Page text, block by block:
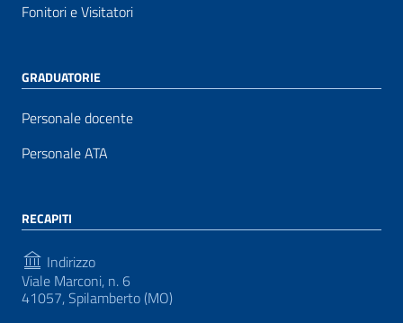
Fonitori e Visitatori
GRADUATORIE
Personale docente
Personale ATA
RECAPITI
Indirizzo
Viale Marconi, n. 6
41057, Spilamberto (MO)